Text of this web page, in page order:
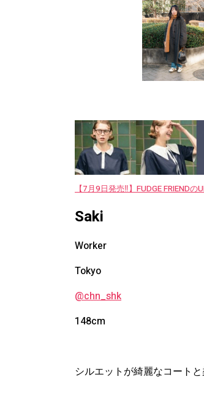
【7月9日発売‼︎】FUDGE FRIEND
Saki
Worker
Tokyo
@chn_shk
148cm
シルエットが綺麗なコート